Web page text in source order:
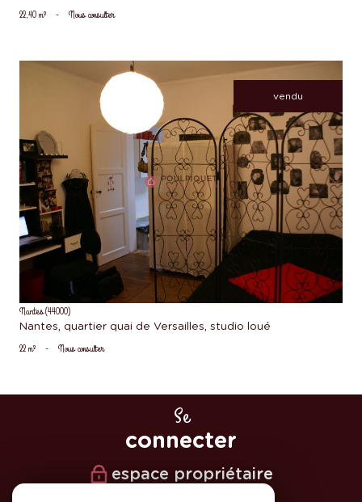
22,40 m²
- Nous consulter
vendu
voir le bien
Nantes (44000)
Nantes, quartier quai de Versailles, studio loué
22 m²
- Nous consulter
Se
connecter
espace propriétaire